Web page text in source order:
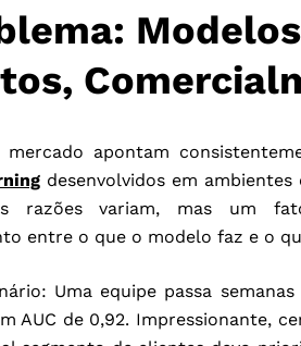
mercado apontam
desenvolvidos em
razões variam, mas um
entre o que o modelo faz e o
Uma equipe passa
AUC de 0,92. Impressionante,